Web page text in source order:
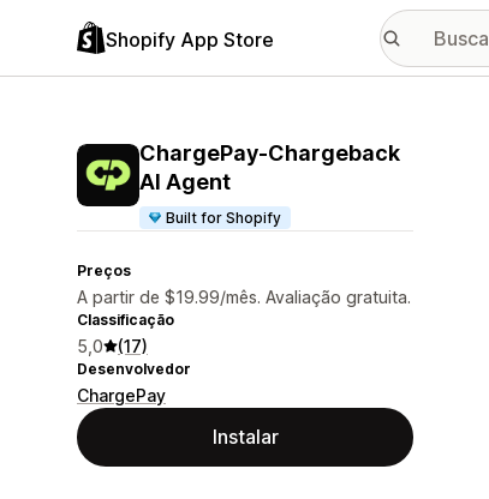
Shopify App Store
ChargePay‑Chargeback
AI Agent
Built for Shopify
Preços
A partir de $19.99/mês. Avaliação gratuita.
Classificação
5,0 (17)
Desenvolvedor
ChargePay
Instalar